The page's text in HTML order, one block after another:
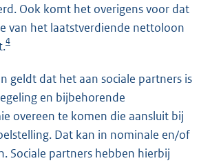
Ook komt het overigens voor dat
van het laatstverdiende nettoloon
4
geldt dat het aan sociale partners is
en bijbehorende
overeen te komen die aansluit bij
Dat kan in nominale en/of
Sociale partners hebben hierbij